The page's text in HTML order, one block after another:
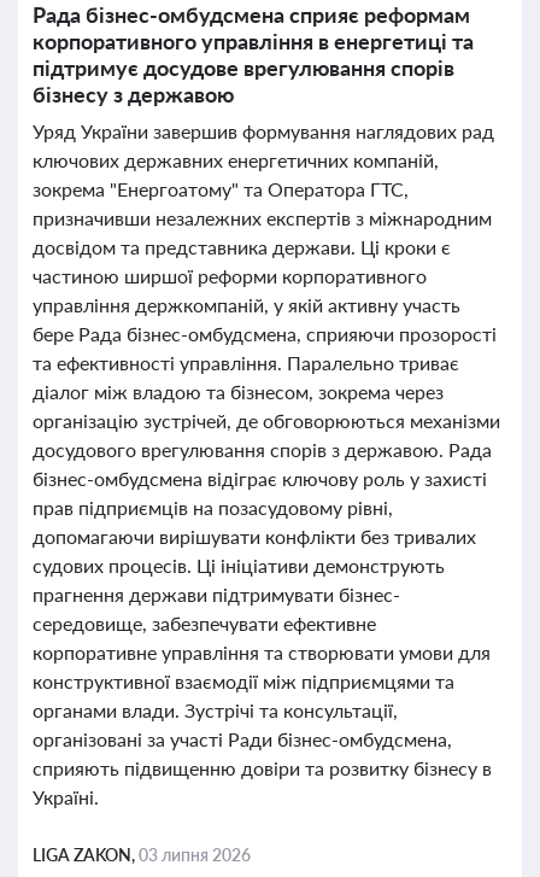
Рада бізнес-омбудсмена сприяє реформам
корпоративного управління в енергетиці та
підтримує досудове врегулювання спорів
бізнесу з державою
Уряд України завершив формування наглядових рад
ключових державних енергетичних компаній,
зокрема "Енергоатому" та Оператора ГТС,
призначивши незалежних експертів з міжнародним
досвідом та представника держави. Ці кроки є
частиною ширшої реформи корпоративного
управління держкомпаній, у якій активну участь
бере Рада бізнес-омбудсмена, сприяючи прозорості
та ефективності управління. Паралельно триває
діалог між владою та бізнесом, зокрема через
організацію зустрічей, де обговорюються механізми
досудового врегулювання спорів з державою. Рада
бізнес-омбудсмена відіграє ключову роль у захисті
прав підприємців на позасудовому рівні,
допомагаючи вирішувати конфлікти без тривалих
судових процесів. Ці ініціативи демонструють
прагнення держави підтримувати бізнес-
середовище, забезпечувати ефективне
корпоративне управління та створювати умови для
конструктивної взаємодії між підприємцями та
органами влади. Зустрічі та консультації,
організовані за участі Ради бізнес-омбудсмена,
сприяють підвищенню довіри та розвитку бізнесу в
Україні.
LIGA ZAKON,03 липня 2026